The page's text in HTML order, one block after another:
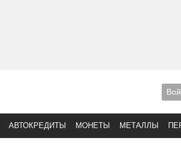
АВТОКРЕДИТЫ МОНЕТЫ МЕТАЛЛЫ